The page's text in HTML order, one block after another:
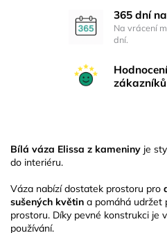
365 dní
Na vrácení
dní.
zákazníků
Bílá váza Elissa z kameniny je
do interiéru.
Váza nabízí dostatek prostoru pro
sušených květin a pomáhá udržet
prostoru. Díky pevné konstrukci je
používání.